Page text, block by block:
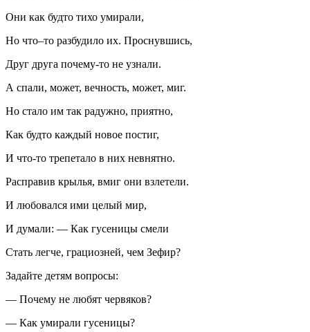
Они как будто тихо умирали,
Но что–то разбудило их. Проснувшись,
Друг друга почему-то не узнали.
А спали, может, вечность, может, миг.
Но стало им так радужно, приятно,
Как будто каждый новое постиг,
И что-то трепетало в них невнятно.
Расправив крылья, вмиг они взлетели.
И любовался ими целый мир,
И думали: — Как гусеницы смели
Стать легче, грациозней, чем Зефир?
Задайте детям вопросы:
— Почему не любят червяков?
— Как умирали гусеницы?